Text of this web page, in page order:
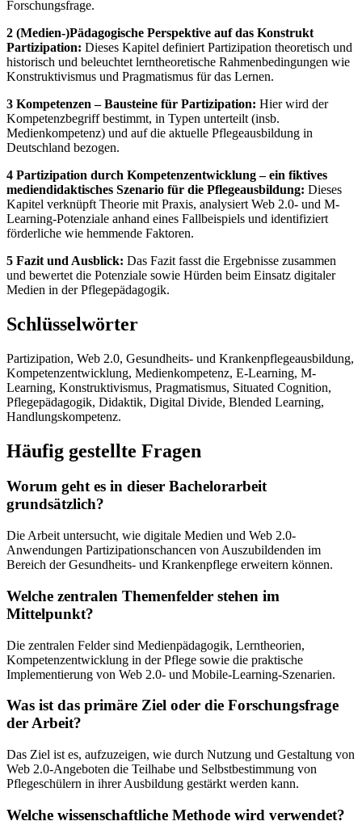
Forschungsfrage.
2 (Medien-)Pädagogische Perspektive auf das Konstrukt
Partizipation: Dieses Kapitel definiert Partizipation theoretisch und
historisch und beleuchtet lerntheoretische Rahmenbedingungen wie
Konstruktivismus und Pragmatismus für das Lernen.
3 Kompetenzen – Bausteine für Partizipation: Hier wird der
Kompetenzbegriff bestimmt, in Typen unterteilt (insb.
Medienkompetenz) und auf die aktuelle Pflegeausbildung in
Deutschland bezogen.
4 Partizipation durch Kompetenzentwicklung – ein fiktives
mediendidaktisches Szenario für die Pflegeausbildung: Dieses
Kapitel verknüpft Theorie mit Praxis, analysiert Web 2.0- und M-
Learning-Potenziale anhand eines Fallbeispiels und identifiziert
förderliche wie hemmende Faktoren.
5 Fazit und Ausblick: Das Fazit fasst die Ergebnisse zusammen
und bewertet die Potenziale sowie Hürden beim Einsatz digitaler
Medien in der Pflegepädagogik.
Schlüsselwörter
Partizipation, Web 2.0, Gesundheits- und Krankenpflegeausbildung,
Kompetenzentwicklung, Medienkompetenz, E-Learning, M-
Learning, Konstruktivismus, Pragmatismus, Situated Cognition,
Pflegepädagogik, Didaktik, Digital Divide, Blended Learning,
Handlungskompetenz.
Häufig gestellte Fragen
Worum geht es in dieser Bachelorarbeit
grundsätzlich?
Die Arbeit untersucht, wie digitale Medien und Web 2.0-
Anwendungen Partizipationschancen von Auszubildenden im
Bereich der Gesundheits- und Krankenpflege erweitern können.
Welche zentralen Themenfelder stehen im
Mittelpunkt?
Die zentralen Felder sind Medienpädagogik, Lerntheorien,
Kompetenzentwicklung in der Pflege sowie die praktische
Implementierung von Web 2.0- und Mobile-Learning-Szenarien.
Was ist das primäre Ziel oder die Forschungsfrage
der Arbeit?
Das Ziel ist es, aufzuzeigen, wie durch Nutzung und Gestaltung von
Web 2.0-Angeboten die Teilhabe und Selbstbestimmung von
Pflegeschülern in ihrer Ausbildung gestärkt werden kann.
Welche wissenschaftliche Methode wird verwendet?